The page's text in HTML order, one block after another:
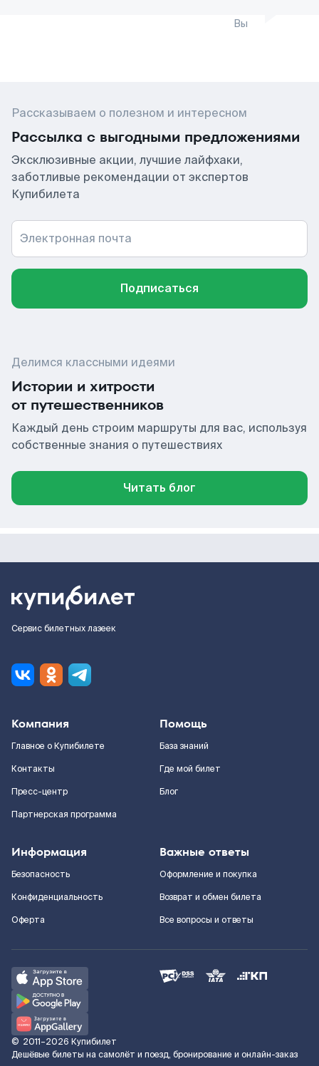
Вы
Рассказываем о полезном и интересном
Рассылка с выгодными предложениями
Эксклюзивные акции, лучшие лайфхаки,
заботливые рекомендации от экспертов
Купибилета
Электронная почта
Подписаться
Делимся классными идеями
Истории и хитрости
от путешественников
Каждый день строим маршруты для вас, используя
собственные знания о путешествиях
Читать блог
Сервис билетных лазеек
Компания
Главное о Купибилете
Контакты
Пресс-центр
Партнерская программа
Помощь
База знаний
Где мой билет
Блог
Информация
Безопасность
Конфиденциальность
Оферта
Важные ответы
Оформление и покупка
Возврат и обмен билета
Все вопросы и ответы
© 2011–2026 Купибилет
Дешёвые билеты на самолёт и поезд, бронирование и онлайн-заказ